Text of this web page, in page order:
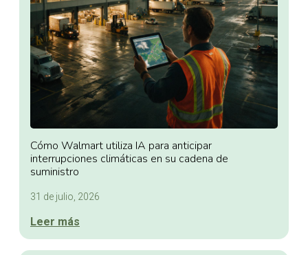
Cómo Walmart utiliza IA para anticipar
interrupciones climáticas en su cadena de
suministro
31 de julio, 2026
Leer más